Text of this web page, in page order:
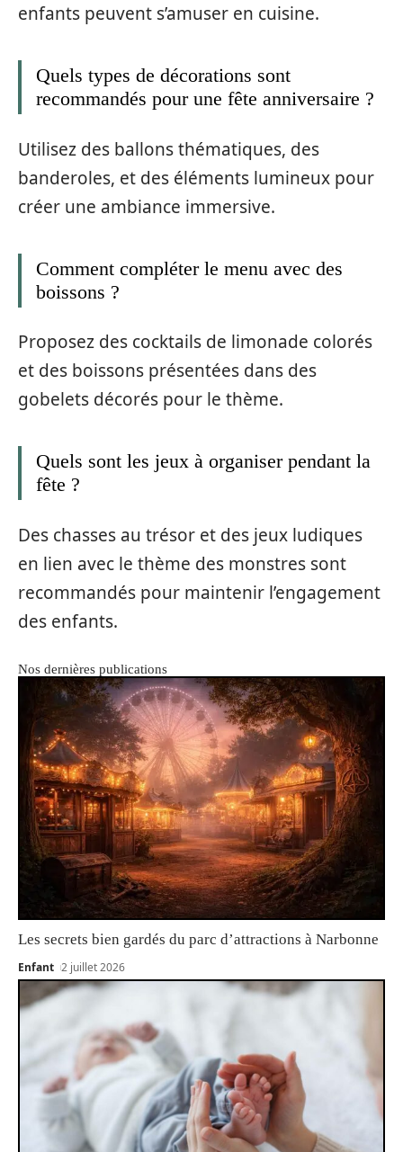
enfants peuvent s’amuser en cuisine.
Quels types de décorations sont
recommandés pour une fête anniversaire ?
Utilisez des ballons thématiques, des
banderoles, et des éléments lumineux pour
créer une ambiance immersive.
Comment compléter le menu avec des
boissons ?
Proposez des cocktails de limonade colorés
et des boissons présentées dans des
gobelets décorés pour le thème.
Quels sont les jeux à organiser pendant la
fête ?
Des chasses au trésor et des jeux ludiques
en lien avec le thème des monstres sont
recommandés pour maintenir l’engagement
des enfants.
Nos dernières publications
Les secrets bien gardés du parc d’attractions à Narbonne
Enfant 2 juillet 2026